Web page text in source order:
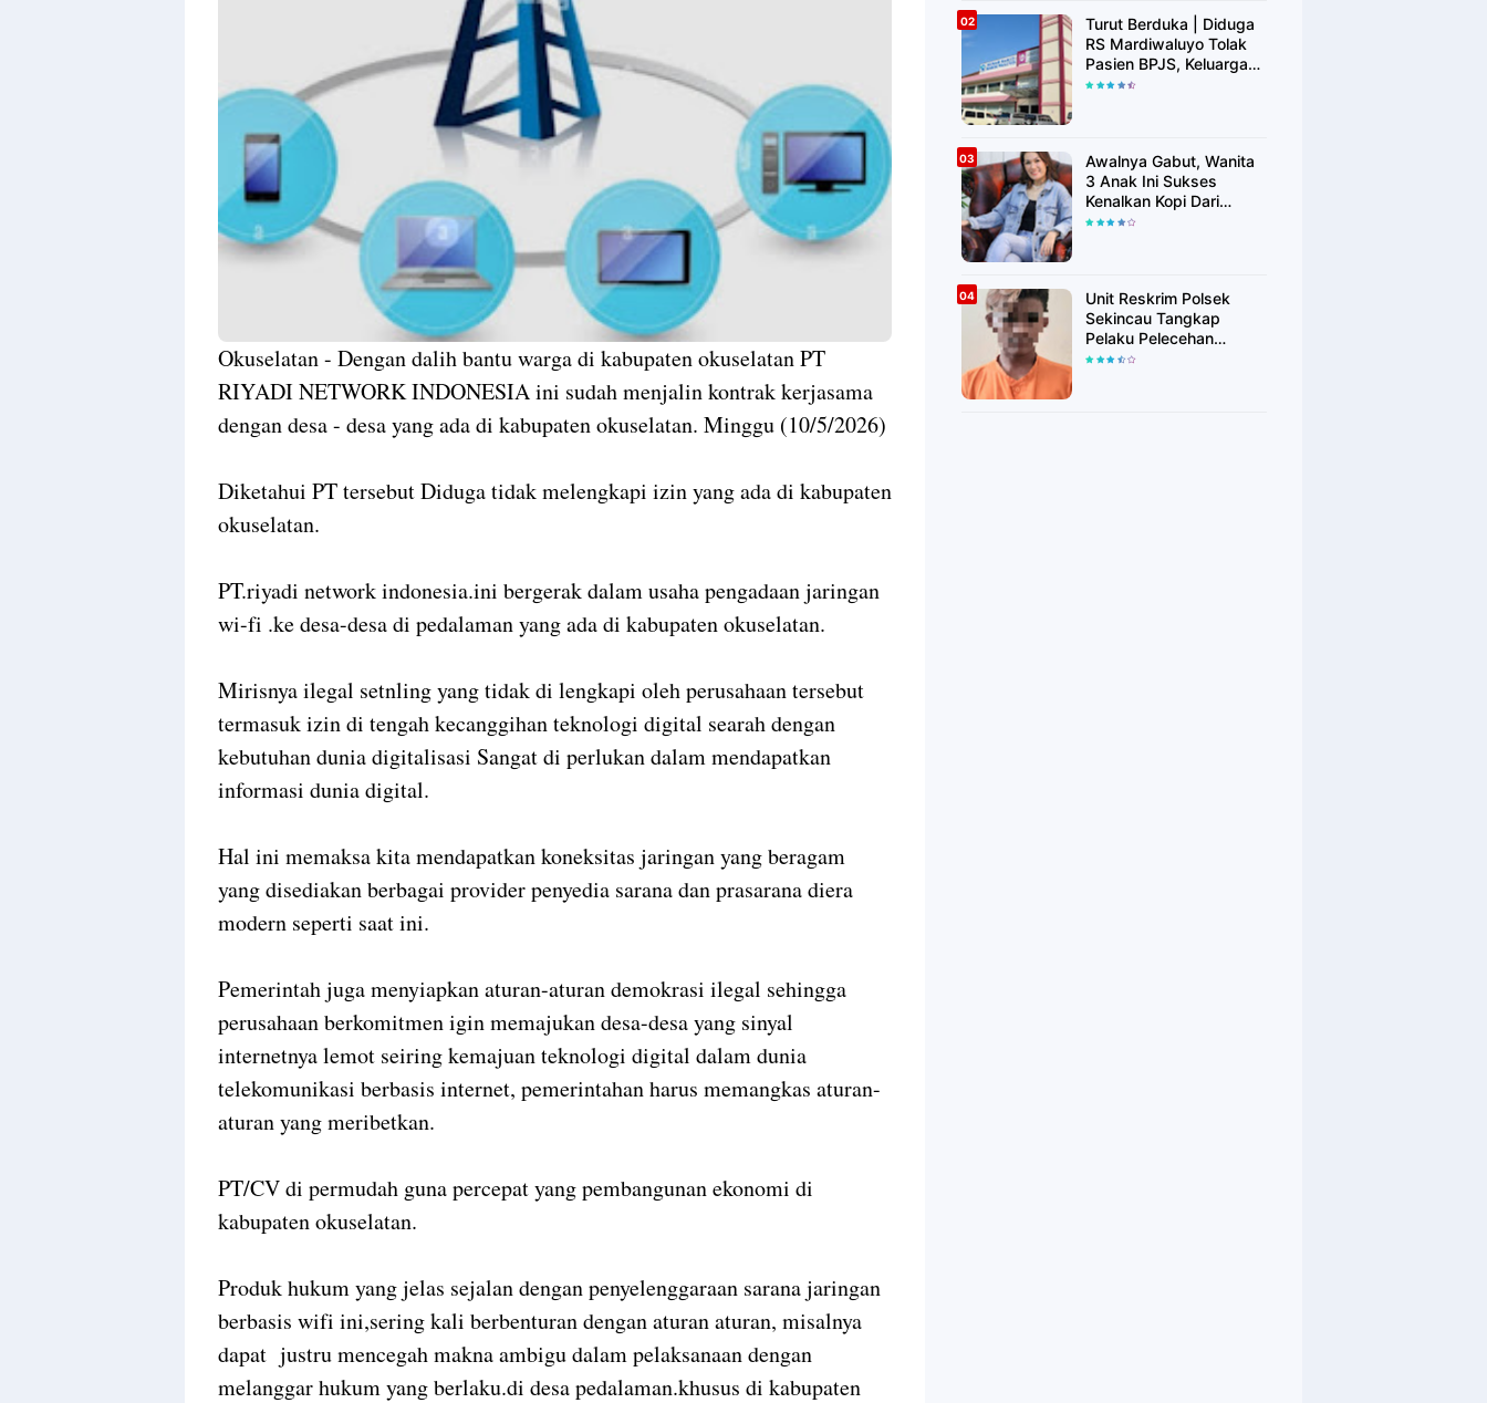
Okuselatan - Dengan dalih bantu warga di kabupaten okuselatan PT
RIYADI NETWORK INDONESIA ini sudah menjalin kontrak kerjasama
dengan desa - desa yang ada di kabupaten okuselatan. Minggu (10/5/2026)
Diketahui PT tersebut Diduga tidak melengkapi izin yang ada di kabupaten
okuselatan.
PT.riyadi network indonesia.ini bergerak dalam usaha pengadaan jaringan
wi-fi .ke desa-desa di pedalaman yang ada di kabupaten okuselatan.
Mirisnya ilegal setnling yang tidak di lengkapi oleh perusahaan tersebut
termasuk izin di tengah kecanggihan teknologi digital searah dengan
kebutuhan dunia digitalisasi Sangat di perlukan dalam mendapatkan
informasi dunia digital.
Hal ini memaksa kita mendapatkan koneksitas jaringan yang beragam
yang disediakan berbagai provider penyedia sarana dan prasarana diera
modern seperti saat ini.
Pemerintah juga menyiapkan aturan-aturan demokrasi ilegal sehingga
perusahaan berkomitmen igin memajukan desa-desa yang sinyal
internetnya lemot seiring kemajuan teknologi digital dalam dunia
telekomunikasi berbasis internet, pemerintahan harus memangkas aturan-
aturan yang meribetkan.
PT/CV di permudah guna percepat yang pembangunan ekonomi di
kabupaten okuselatan.
Produk hukum yang jelas sejalan dengan penyelenggaraan sarana jaringan
berbasis wifi ini,sering kali berbenturan dengan aturan aturan, misalnya
dapat justru mencegah makna ambigu dalam pelaksanaan dengan
melanggar hukum yang berlaku.di desa pedalaman.khusus di kabupaten
Turut Berduka | Diduga
RS Mardiwaluyo Tolak
Pasien BPJS, Keluarga
Pasien: "ini Yang
Awalnya Gabut, Wanita
3 Anak Ini Sukses
Kenalkan Kopi Dari
Simalungun di Bekasi
Unit Reskrim Polsek
Sekincau Tangkap
Pelaku Pelecehan
Seksual Anak di Bawah